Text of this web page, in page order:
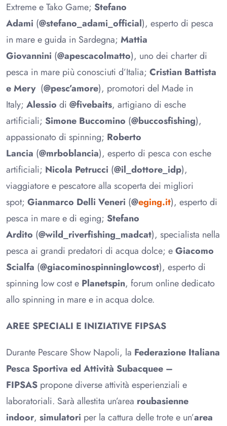
Extreme e Tako Game; Stefano
Adami (@stefano_adami_official), esperto di pesca
in mare e guida in Sardegna; Mattia
Giovannini (@apescacolmatto), uno dei charter di
pesca in mare più conosciuti d’Italia; Cristian Battista
e Mery (@pesc’amore), promotori del Made in
Italy; Alessio di @fivebaits, artigiano di esche
artificiali; Simone Buccomino (@buccosfishing),
appassionato di spinning; Roberto
Lancia (@mrboblancia), esperto di pesca con esche
artificiali; Nicola Petrucci (@il_dottore_idp),
viaggiatore e pescatore alla scoperta dei migliori
spot; Gianmarco Delli Veneri (@eging.it), esperto di
pesca in mare e di eging; Stefano
Ardito (@wild_riverfishing_madcat), specialista nella
pesca ai grandi predatori di acqua dolce; eGiacomo
Scialfa (@giacominospinninglowcost), esperto di
spinning low cost e Planetspin, forum online dedicato
allo spinning in mare e in acqua dolce.
AREE SPECIALI E INIZIATIVE FIPSAS
Durante Pescare Show Napoli, la Federazione Italiana
Pesca Sportiva ed Attività Subacquee –
FIPSAS propone diverse attività esperienziali e
laboratoriali. Sarà allestita un’area roubasienne
indoor, simulatori per la cattura delle trote e un’area